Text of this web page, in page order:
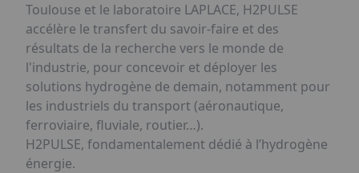
Toulouse et le laboratoire LAPLACE, H2PULSE
accélère le transfert du savoir-faire et des
résultats de la recherche vers le monde de
l'industrie, pour concevoir et déployer les
solutions hydrogène de demain, notamment pour
les industriels du transport (aéronautique,
ferroviaire, fluviale, routier…).
H2PULSE, fondamentalement dédié à l’hydrogène
énergie.